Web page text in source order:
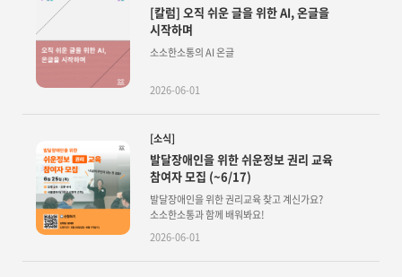
[칼럼] 오직 쉬운 글을 위한 AI, 온글을
시작하며
소소한소통의 AI 온글
2026-06-01
[소식]
발달장애인을 위한 쉬운정보 권리 교육
참여자 모집 (~6/17)
발달장애인을 위한 권리교육 찾고 계신가요?
소소한소통과 함께 배워봐요!
2026-06-01